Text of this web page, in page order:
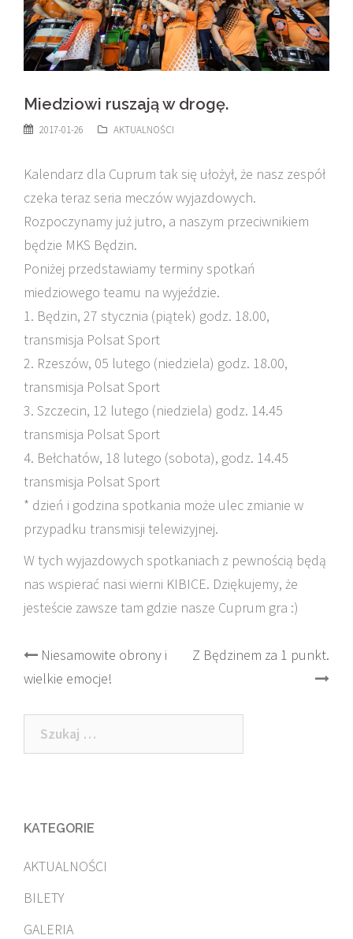
Miedziowi ruszają w drogę.
2017-01-26 AKTUALNOŚCI
Kalendarz dla Cuprum tak się ułożył, że nasz zespół
czeka teraz seria meczów wyjazdowych.
Rozpoczynamy już jutro, a naszym przeciwnikiem
będzie MKS Będzin.
Poniżej przedstawiamy terminy spotkań
miedziowego teamu na wyjeździe.
1. Będzin, 27 stycznia (piątek) godz. 18.00,
transmisja Polsat Sport
2. Rzeszów, 05 lutego (niedziela) godz. 18.00,
transmisja Polsat Sport
3. Szczecin, 12 lutego (niedziela) godz. 14.45
transmisja Polsat Sport
4. Bełchatów, 18 lutego (sobota), godz. 14.45
transmisja Polsat Sport
* dzień i godzina spotkania może ulec zmianie w
przypadku transmisji telewizyjnej.
W tych wyjazdowych spotkaniach z pewnością będą
nas wspierać nasi wierni KIBICE. Dziękujemy, że
jesteście zawsze tam gdzie nasze Cuprum gra :)
Post
navigation
Niesamowite obrony i
wielkie emocje!
Z Będzinem za 1 punkt.
Szukaj:
KATEGORIE
AKTUALNOŚCI
BILETY
GALERIA